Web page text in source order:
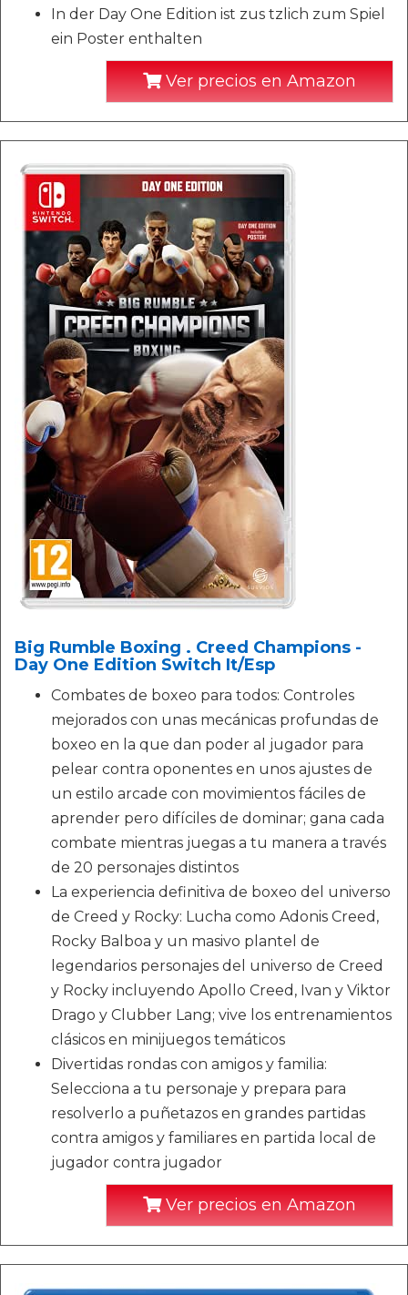
In der Day One Edition ist zus tzlich zum Spiel
ein Poster enthalten
Ver precios en Amazon
Big Rumble Boxing . Creed Champions -
Day One Edition Switch It/Esp
Combates de boxeo para todos: Controles
mejorados con unas mecánicas profundas de
boxeo en la que dan poder al jugador para
pelear contra oponentes en unos ajustes de
un estilo arcade con movimientos fáciles de
aprender pero difíciles de dominar; gana cada
combate mientras juegas a tu manera a través
de 20 personajes distintos
La experiencia definitiva de boxeo del universo
de Creed y Rocky: Lucha como Adonis Creed,
Rocky Balboa y un masivo plantel de
legendarios personajes del universo de Creed
y Rocky incluyendo Apollo Creed, Ivan y Viktor
Drago y Clubber Lang; vive los entrenamientos
clásicos en minijuegos temáticos
Divertidas rondas con amigos y familia:
Selecciona a tu personaje y prepara para
resolverlo a puñetazos en grandes partidas
contra amigos y familiares en partida local de
jugador contra jugador
Ver precios en Amazon